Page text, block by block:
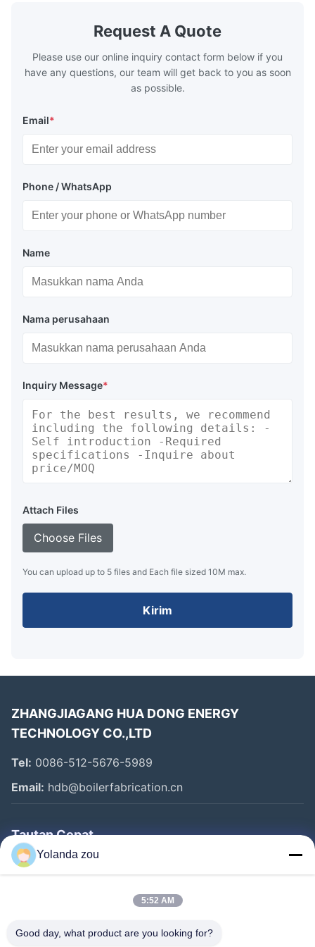
boilers is generally in the temperature
range of 200°C – 250°C, so there
Request A Quote
Please use our online inquiry contact form below if you
have any questions, our team will get back to you as soon
as possible.
Email*
Phone / WhatsApp
Name
Nama perusahaan
Inquiry Message*
Attach Files
Choose Files
You can upload up to 5 files and Each file sized 10M max.
Kirim
ZHANGJIAGANG HUA DONG ENERGY
TECHNOLOGY CO.,LTD
Tel: 0086-512-5676-5989
Email: hdb@boilerfabrication.cn
Tautan Cepat
Rumah
Tur Pabrik
Yolanda zou
5:52 AM
Good day, what product are you looking for?